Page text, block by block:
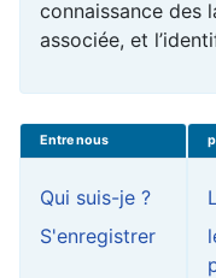
connaissance des
associée, et
Entre nous
Qui suis-je ?
S'enregistrer